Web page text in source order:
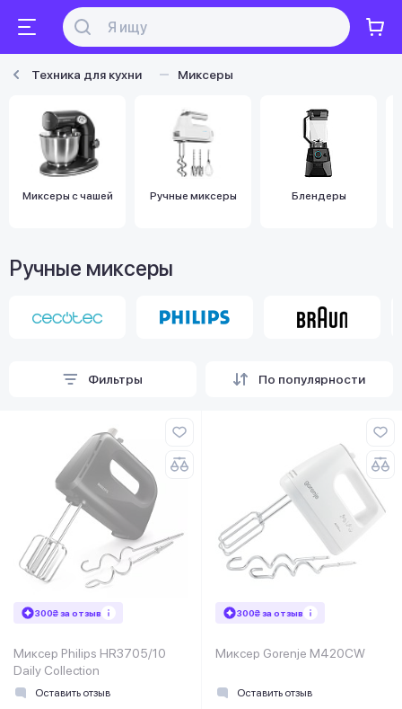
Техника для кухни Миксеры
Миксеры с чашей Ручные миксеры Блендеры
Ручные миксеры
Фильтры По популярности
300₴ за отзыв
Миксер Philips HR3705/10
Daily Collection
Оставить отзыв
300₴ за отзыв
Миксер Gorenje M420CW
Оставить отзыв